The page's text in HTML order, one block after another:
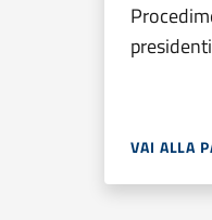
VAI ALLA